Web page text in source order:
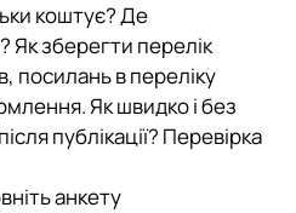
коштує? Де
Як зберегти перелік
посилань в переліку
Як швидко і без
публікації? Перевірка
анкету